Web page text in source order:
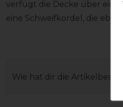
verfügt die Decke über eine
eine Schweifkordel, die
Wie hat dir die